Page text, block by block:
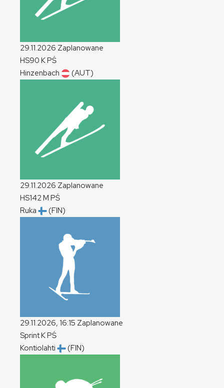
29.11.2026 Zaplanowane
HS90 KPŚ
Hinzenbach
(AUT)
29.11.2026 Zaplanowane
HS142M PŚ
Ruka
(FIN)
29.11.2026, 16:15 Zaplanowane
SprintKPŚ
Kontiolahti
(FIN)